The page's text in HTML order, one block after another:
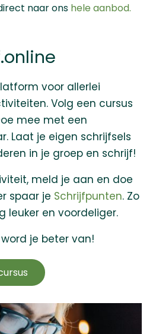
naar ons hele aanbod.
voor allerlei
Volg een cursus
mee met een
Laat je eigen schrijfsels
in je groep en schrijf!
meld je aan en doe
spaar je Schrijfpunten. Zo
leuker en voordeliger.
je beter van!